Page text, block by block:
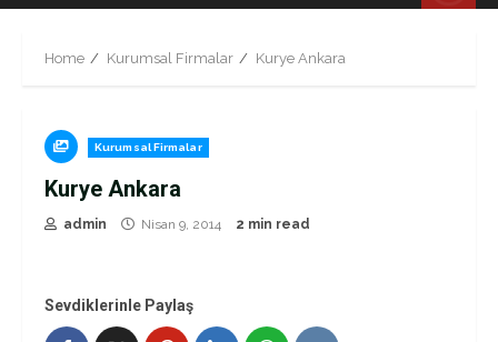
Home Kurumsal Firmalar Kurye Ankara
Kurumsal Firmalar
Kurye Ankara
admin Nisan 9, 2014 2 min read
Sevdiklerinle Paylaş